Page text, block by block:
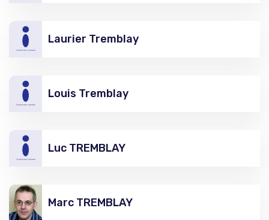
Laurier Tremblay
Louis Tremblay
Luc TREMBLAY
Marc TREMBLAY